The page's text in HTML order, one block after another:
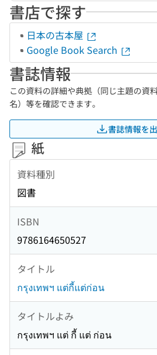
書店で探す
日本の古本屋
Google Book Search
書誌情報
この資料の詳細や典拠（同じ主題の資
名）等を確認できます。
書誌情報を
紙
資料種別
図書
ISBN
9786164650527
タイトル
กรุงเทพฯ แต่กี้แต่ก่อน
タイトルよみ
กรุงเทพฯ แต่ กี้ แต่ ก่อน